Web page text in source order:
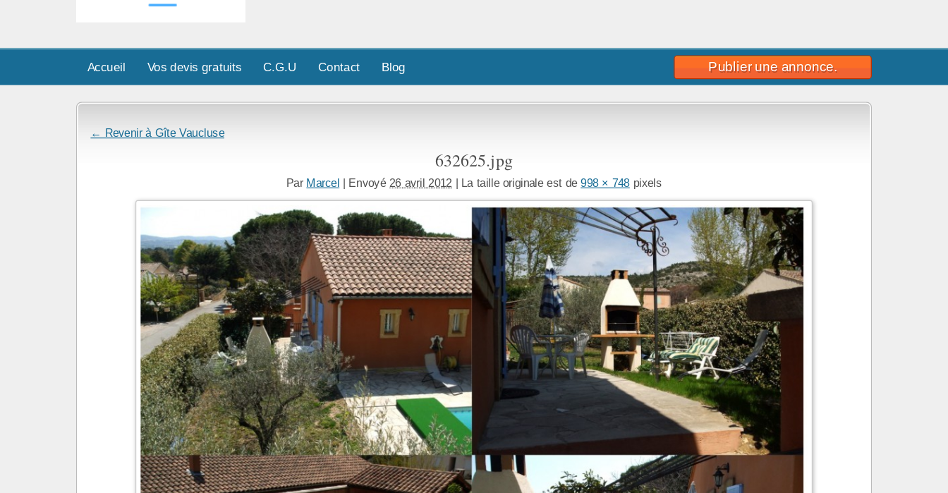
Publier une annonce.
Accueil Vos devis gratuits C.G.U Contact Blog
← Revenir à Gîte Vaucluse
632625.jpg
Par Marcel | Envoyé 26 avril 2012 | La taille originale est de998 × 748pixels